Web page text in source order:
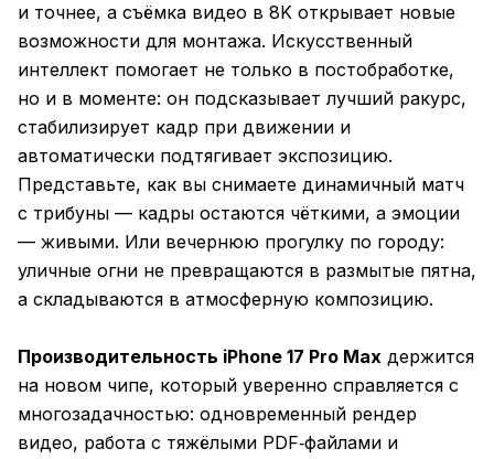
и точнее, а съёмка видео в 8K открывает новые
возможности для монтажа. Искусственный
интеллект помогает не только в постобработке,
но и в моменте: он подсказывает лучший ракурс,
стабилизирует кадр при движении и
автоматически подтягивает экспозицию.
Представьте, как вы снимаете динамичный матч
с трибуны — кадры остаются чёткими, а эмоции
— живыми. Или вечернюю прогулку по городу:
уличные огни не превращаются в размытые пятна,
а складываются в атмосферную композицию.
Производительность iPhone 17 Pro Max держится
на новом чипе, который уверенно справляется с
многозадачностью: одновременный рендер
видео, работа с тяжёлыми PDF‑файлами и